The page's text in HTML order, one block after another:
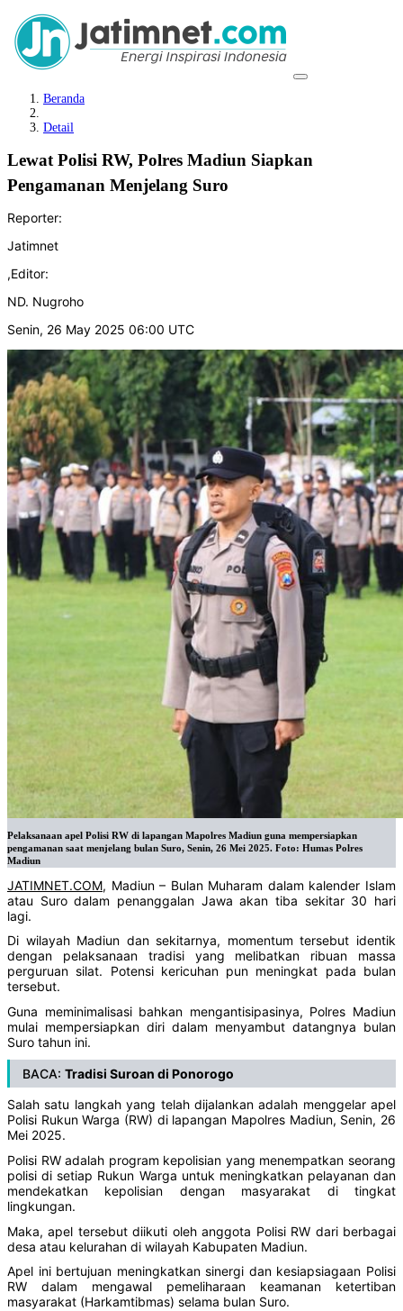
Beranda
Detail
Lewat Polisi RW, Polres Madiun Siapkan
Pengamanan Menjelang Suro
Reporter:
Jatimnet
,Editor:
ND. Nugroho
Senin, 26 May 2025 06:00 UTC
Pelaksanaan apel Polisi RW di lapangan Mapolres Madiun guna mempersiapkan
pengamanan saat menjelang bulan Suro, Senin, 26 Mei 2025. Foto: Humas Polres
Madiun
JATIMNET.COM, Madiun – Bulan Muharam dalam kalender Islam
atau Suro dalam penanggalan Jawa akan tiba sekitar 30 hari
lagi.
Di wilayah Madiun dan sekitarnya, momentum tersebut identik
dengan pelaksanaan tradisi yang melibatkan ribuan massa
perguruan silat. Potensi kericuhan pun meningkat pada bulan
tersebut.
Guna meminimalisasi bahkan mengantisipasinya, Polres Madiun
mulai mempersiapkan diri dalam menyambut datangnya bulan
Suro tahun ini.
BACA: Tradisi Suroan di Ponorogo
Salah satu langkah yang telah dijalankan adalah menggelar apel
Polisi Rukun Warga (RW) di lapangan Mapolres Madiun, Senin, 26
Mei 2025.
Polisi RW adalah program kepolisian yang menempatkan seorang
polisi di setiap Rukun Warga untuk meningkatkan pelayanan dan
mendekatkan kepolisian dengan masyarakat di tingkat
lingkungan.
Maka, apel tersebut diikuti oleh anggota Polisi RW dari berbagai
desa atau kelurahan di wilayah Kabupaten Madiun.
Apel ini bertujuan meningkatkan sinergi dan kesiapsiagaan Polisi
RW dalam mengawal pemeliharaan keamanan ketertiban
masyarakat (Harkamtibmas) selama bulan Suro.